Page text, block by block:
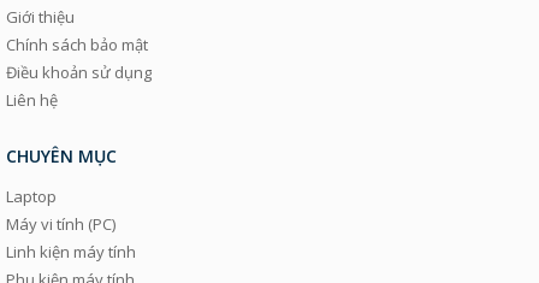
Giới thiệu
Chính sách bảo mật
Điều khoản sử dụng
Liên hệ
CHUYÊN MỤC
Laptop
Máy vi tính (PC)
Linh kiện máy tính